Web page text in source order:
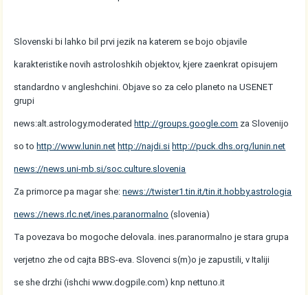
Slovenski bi lahko bil prvi jezik na katerem se bojo objavile
karakteristike novih astroloshkih objektov, kjere zaenkrat opisujem
standardno v angleshchini. Objave so za celo planeto na USENET
grupi
news:alt.astrology.moderated http://groups.google.com za Slovenijo
so to http://www.lunin.net http://najdi.si http://puck.dhs.org/lunin.net
news://news.uni-mb.si/soc.culture.slovenia
Za primorce pa magar she:news://twister1.tin.it/tin.it.hobby.astrologia
news://news.rlc.net/ines.paranormalno (slovenia)
Ta povezava bo mogoche delovala. ines.paranormalno je stara grupa
verjetno zhe od cajta BBS-eva. Slovenci s(m)o je zapustili, v Italiji
se she drzhi (ishchi www.dogpile.com) knp nettuno.it